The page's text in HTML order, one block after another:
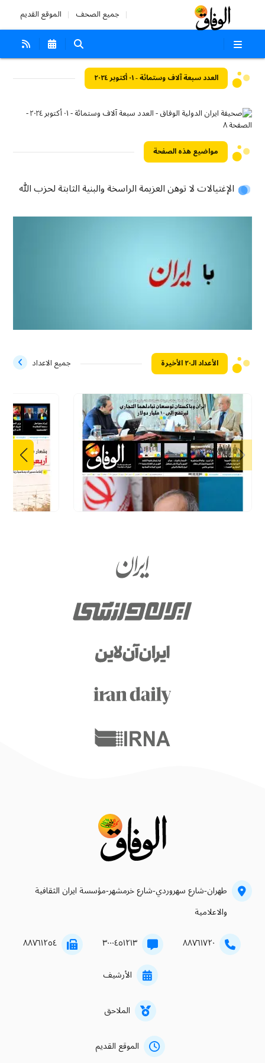
جميع الصحف الموقع القديم
العدد سبعة آلاف وستمائة - ٠١ أكتوبر ٢٠٢٤
مواضيع هذه الصفحة
الإغتيالات لا توهن العزيمة الراسخة والبنية الثابتة لحزب الله
الأعداد الـ۲۰ الأخيرة جميع الاعداد
طهران-شارع سهروردي-شارع خرمشهر-مؤسسة ايران الثقافية
والاعلامية
۸۸۷٦۱۷۲۰ ۳۰۰۰٤٥۱۲۱۳ ۸۸۷٦۱۲٥٤
الأرشيف
الملاحق
الموقع القديم